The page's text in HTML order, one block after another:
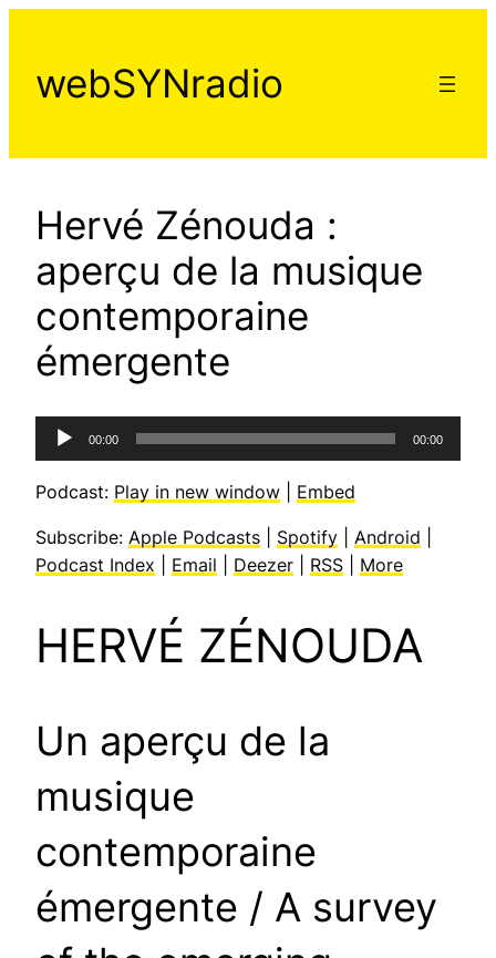
contenu
webSYNradio
Hervé Zénouda :
aperçu de la musique
contemporaine
émergente
Lecteur
audio
00:00 00:00
Podcast: Play in new window Embed
Subscribe: Apple Podcasts Spotify Android
Podcast Index
Email Deezer RSS More
HERVÉ ZÉNOUDA
Un aperçu de la
musique
contemporaine
émergente / A survey